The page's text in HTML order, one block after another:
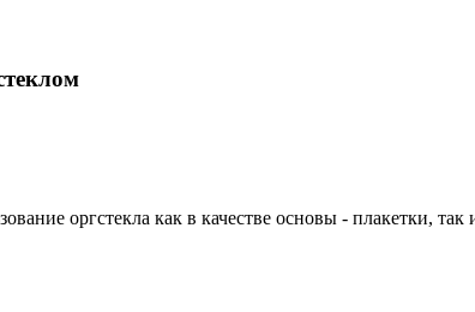
оргстекла как в качестве основы - плакетки, так